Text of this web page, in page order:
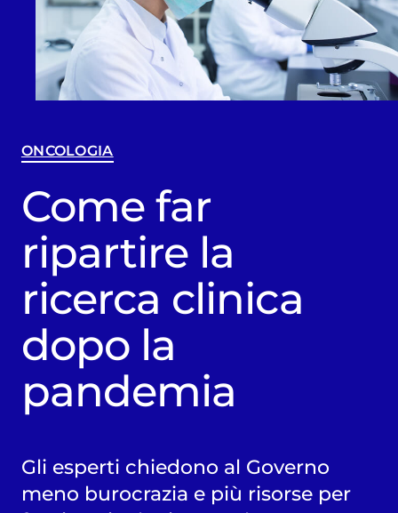
ONCOLOGIA
Come far
ripartire la
ricerca clinica
dopo la
pandemia
Gli esperti chiedono al Governo
meno burocrazia e più risorse per